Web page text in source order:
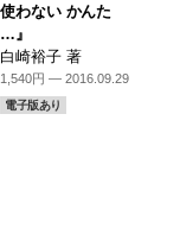
使わない かんた
…』
白崎裕子 著
1,540円 — 2016.09.29
電子版あり